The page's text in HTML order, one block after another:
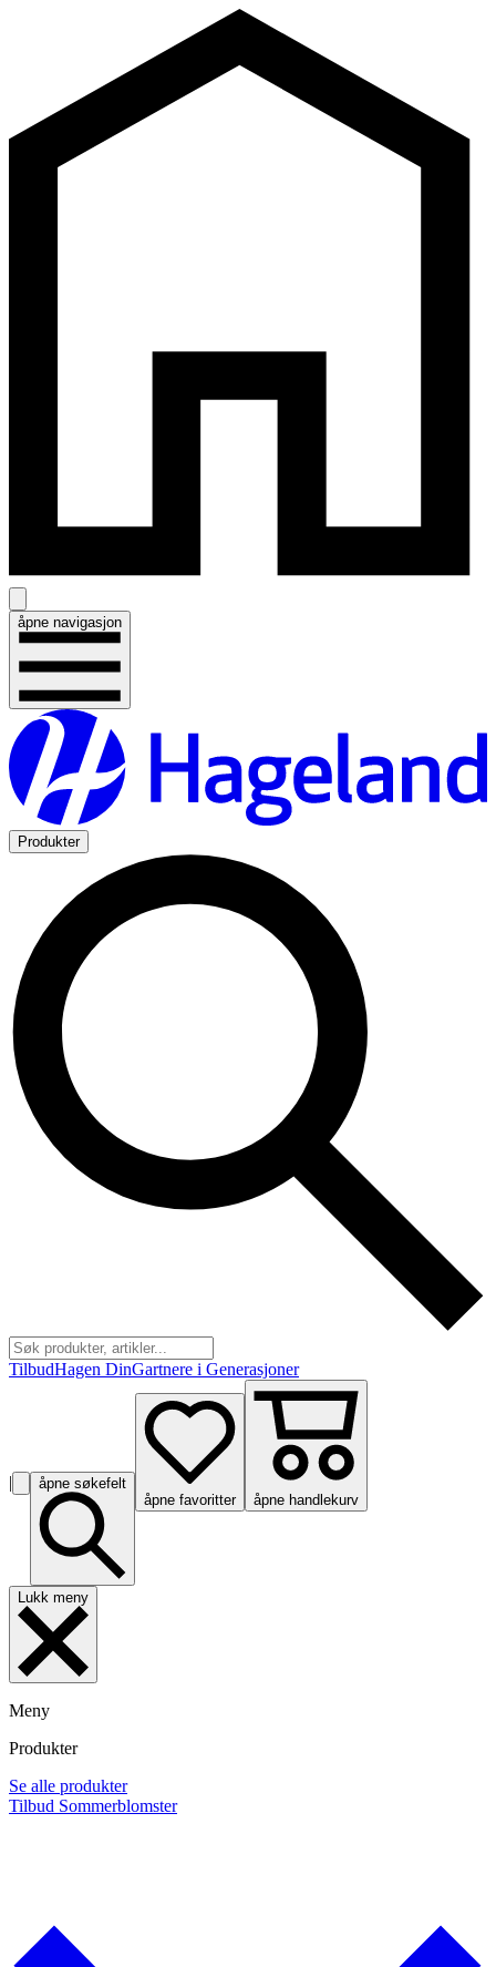
åpne navigasjon
Produkter
TilbudHagen DinGartnere i Generasjoner
|
åpne søkefelt
åpne favoritter
åpne handlekurv
Lukk meny
Meny
Produkter
Se alle produkter
Tilbud Sommerblomster